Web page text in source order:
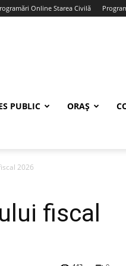
Online Starea Civilă
PUBLIC ORAȘ
2026
fiscal